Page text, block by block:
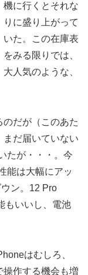
機に行くとそれな
りに盛り上がって
いた。この在庫表
をみる限りでは、
大人気のような、
だが（このあた
まだ届いていない
たが・・・。今
能は大幅にアッ
ン。12 Pro
もいいし、電池
はむしろ、
作する機会も増